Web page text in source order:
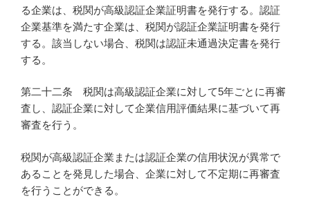
る企業は、税関が高級認証企業証明書を発行する。認証
企業基準を満たす企業は、税関が認証企業証明書を発行
する。該当しない場合、税関は認証未通過決定書を発行
する。
第二十二条 税関は高級認証企業に対して5年ごとに再審
査し、認証企業に対して企業信用評価結果に基づいて再
審査を行う。
税関が高級認証企業または認証企業の信用状況が異常で
あることを発見した場合、企業に対して不定期に再審査
を行うことができる。